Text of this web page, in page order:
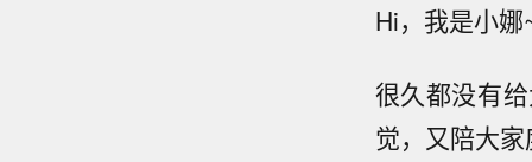
Hi，我是小娜
很久都没有
觉，又陪大